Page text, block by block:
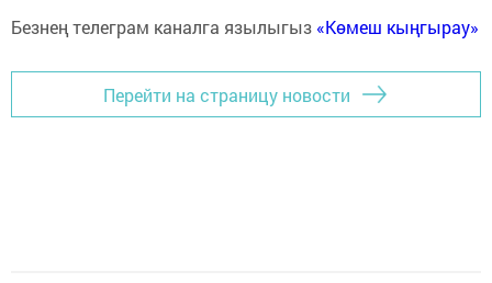
Безнең телеграм каналга язылыгыз «Көмеш кыңгырау»
Перейти на страницу новости